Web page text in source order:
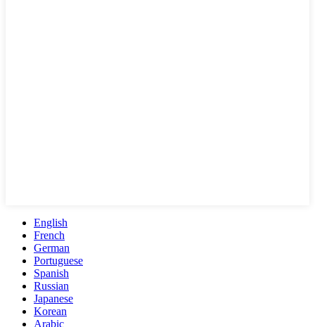
English
French
German
Portuguese
Spanish
Russian
Japanese
Korean
Arabic